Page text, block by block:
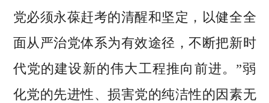
党必须永葆赶考的清醒和坚定，以健全全
面从严治党体系为有效途径，不断把新时
代党的建设新的伟大工程推向前进。”弱
化党的先进性、损害党的纯洁性的因素无